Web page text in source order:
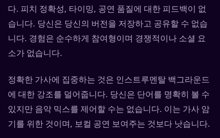
다. 피치 정확성, 타이밍, 공연 품질에 대한 피드백이 없
습니다. 당신은 당신의 버전을 저장하고 공유할 수 없습
니다. 경험은 순수하게 참여형이며 경쟁적이나 소셜 요
소가 없습니다.
정확한 가사에 집중하는 것은 인스트루멘탈 백그라운드
에 대한 강조를 덜어줍니다. 당신은 단어를 명확히 볼 수
있지만 음악 믹스를 제어할 수는 없습니다. 이는 가사 암
기를 위한 것이며, 보컬 공연 보여주는 것보다 낫습니다.